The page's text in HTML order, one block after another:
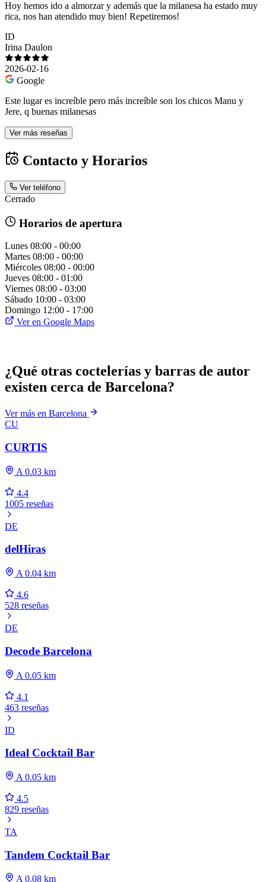
Hoy hemos ido a almorzar y además que la milanesa ha estado muy
rica, nos han atendido muy bien! Repetiremos!
ID
Irina Daulon
2026-02-16
Google
Este lugar es increíble pero más increíble son los chicos Manu y
Jere, q buenas milanesas
Ver más reseñas
Contacto y Horarios
Ver teléfono
Cerrado
Horarios de apertura
Lunes 08:00 - 00:00
Martes 08:00 - 00:00
Miércoles 08:00 - 00:00
Jueves 08:00 - 01:00
Viernes 08:00 - 03:00
Sábado 10:00 - 03:00
Domingo 12:00 - 17:00
Ver en Google Maps
¿Qué otras coctelerías y barras de autor
existen cerca de Barcelona?
Ver más en Barcelona
CU
CURTIS
A 0.03 km
4.4
1005 reseñas
DE
delHiras
A 0.04 km
4.6
528 reseñas
DE
Decode Barcelona
A 0.05 km
4.1
463 reseñas
ID
Ideal Cocktail Bar
A 0.05 km
4.5
829 reseñas
TA
Tandem Cocktail Bar
A 0.08 km